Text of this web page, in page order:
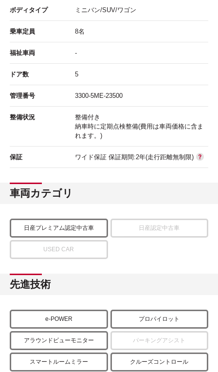
ボディタイプ ミニバン/SUV/ワゴン
乗車定員 8名
福祉車両 -
ドア数 5
管理番号 3300-5ME-23500
整備状況
整備付き
納車時に定期点検整備(費用は車両価格に含ま
れます。)
保証 ワイド保証 保証期間:2年(走行距離無制限)
車両カテゴリ
日産プレミアム認定中古車 日産認定中古車
USED CAR
先進技術
e-POWER プロパイロット
アラウンドビューモニター パーキングアシスト
スマートルームミラー クルーズコントロール